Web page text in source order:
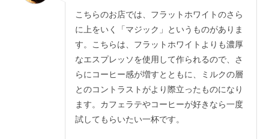
こちらのお店では、フラットホワイトのさら
に上をいく「マジック」というものがありま
す。こちらは、フラットホワイトよりも濃厚
なエスプレッソを使用して作られるので、さ
らにコーヒー感が増すとともに、ミルクの層
とのコントラストがより際立ったものになり
ます。カフェラテやコーヒーが好きなら一度
試してもらいたい一杯です。